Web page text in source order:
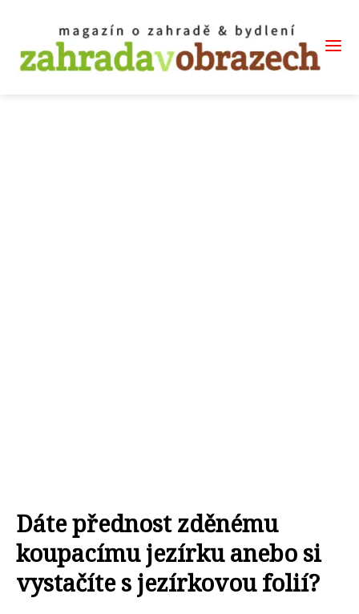
Dáte přednost zděnému
koupacímu jezírku anebo si
vystačíte s jezírkovou folií?